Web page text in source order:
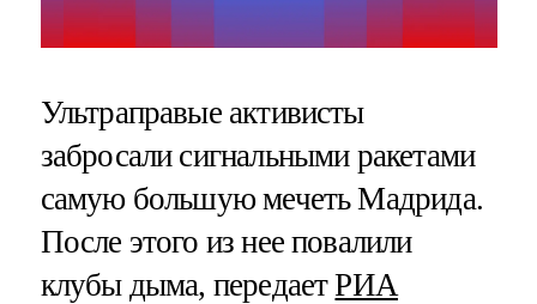
Ультраправые активисты
забросали сигнальными ракетами
самую большую мечеть Мадрида.
После этого из нее повалили
клубы дыма, передаетРИА